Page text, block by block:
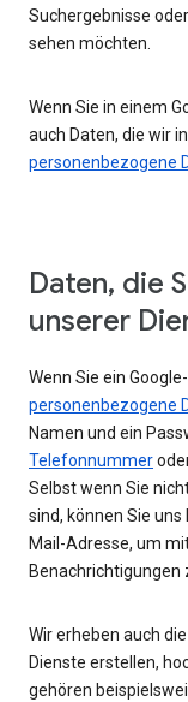
Suchergebnisse
sehen möchten.
Wenn Sie in einem
auch Daten, die wir
personenbezogene
Daten, die
unserer
Wenn Sie ein
personenbezogene
Namen und ein
Telefonnummer
Selbst wenn Sie
sind, können Sie
Mail-Adresse, um
Benachrichtigungen
Wir erheben auch
Dienste erstellen,
gehören